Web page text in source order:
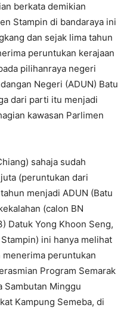
berkata demikian
Stampin di bandaraya ini
dan sejak lima tahun
peruntukan kerajaan
pilihanraya negeri
Negeri (ADUN) Batu
dari parti itu menjadi
kawasan Parlimen
sahaja sudah
(peruntukan dari
menjadi ADUN (Batu
(calon BN
Datuk Yong Khoon Seng,
ini hanya melihat
menerima peruntukan
Program Semarak
Sambutan Minggu
Kampung Semeba, di